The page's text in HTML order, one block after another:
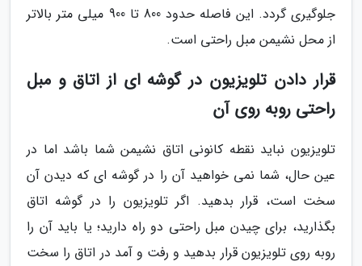
جلوگیری گردد. این فاصله حدود 800 تا 900 میلی متر بالاتر
از محل نشیمن مبل راحتی است.
قرار دادن تلویزیون در گوشه ای از اتاق و مبل
راحتی روبه روی آن
تلویزیون نباید نقطه کانونی اتاق نشیمن شما باشد اما در
عین حال، شما نمی خواهید آن را در گوشه ای که دیدن آن
سخت است، قرار بدهید. اگر تلویزیون را در گوشه اتاق
بگذارید، برای چیدن مبل راحتی دو راه دارید؛ یا باید آن را
روبه روی تلویزیون قرار بدهید و رفت و آمد در اتاق را سخت